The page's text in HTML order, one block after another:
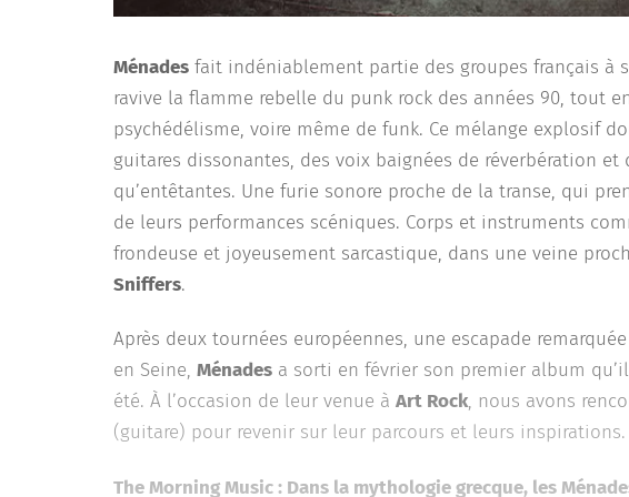
Ménades fait indéniablement partie des groupes français à
ravive la flamme rebelle du punk rock des années 90, tout
psychédélisme, voire même de funk. Ce mélange explosif
guitares dissonantes, des voix baignées de réverbération
qu’entêtantes. Une furie sonore proche de la transe, qui
de leurs performances scéniques. Corps et instruments
frondeuse et joyeusement sarcastique, dans une veine
Sniffers.
Après deux tournées européennes, une escapade
en Seine, Ménades a sorti en février son premier album
été. À l’occasion de leur venue à Art Rock, nous avons
(guitare) pour revenir sur leur parcours et leurs inspirations.
The Morning Music : Dans la mythologie grecque, les